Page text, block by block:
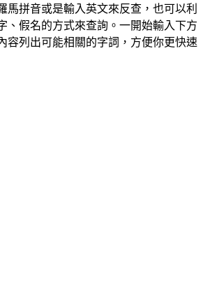
馬拼音或是輸入英文來反查，也可以利
、假名的方式來查詢。一開始輸入下方
容列出可能相關的字詞，方便你更快速